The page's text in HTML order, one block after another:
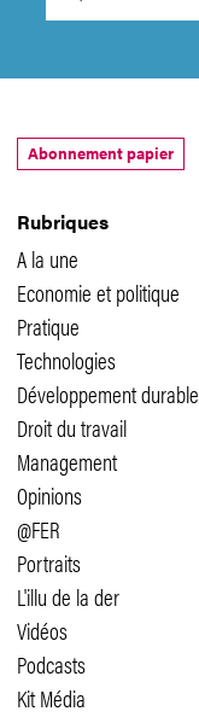
Rubriques
A la une
Economie et politique
Pratique
Technologies
Développement durable
Droit du travail
Management
Opinions
@FER
Portraits
L'illu de la der
Vidéos
Podcasts
Kit Média
Abonnement papier